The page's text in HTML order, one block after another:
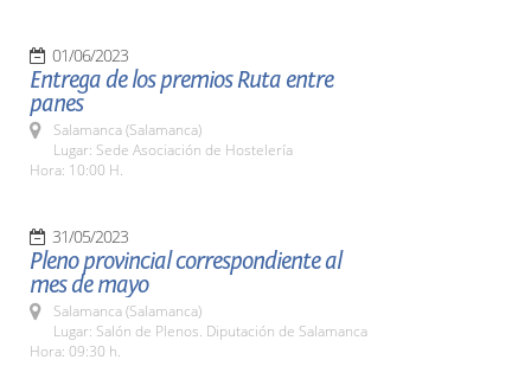
01/06/2023
Entrega de los premios Ruta entre
panes
Salamanca (Salamanca)
Lugar: Sede Asociación de Hostelería
Hora: 10:00 H.
31/05/2023
Pleno provincial correspondiente al
mes de mayo
Salamanca (Salamanca)
Lugar: Salón de Plenos. Diputación de Salamanca
Hora: 09:30 h.